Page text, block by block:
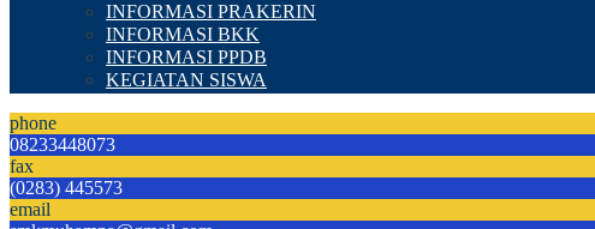
INFORMASI PRAKERIN
INFORMASI BKK
INFORMASI PPDB
KEGIATAN SISWA
phone
08233448073
fax
(0283) 445573
email